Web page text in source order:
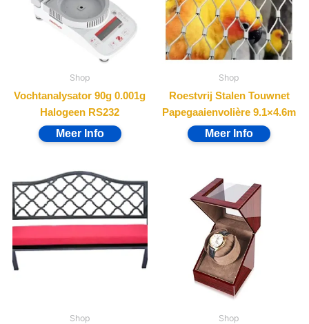
Shop
Vochtanalysator 90g 0.001g
Halogeen RS232
Shop
Roestvrij Stalen Touwnet
Papegaaienvolière 9.1×4.6m
Shop Shop